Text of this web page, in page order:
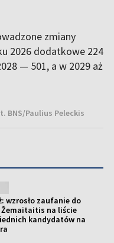
zmiany
2026 dodatkowe 224
— 501, a w 2029 aż
BNS/Paulius Peleckis
wzrosło zaufanie do
Žemaitaitis na liście
kandydatów na